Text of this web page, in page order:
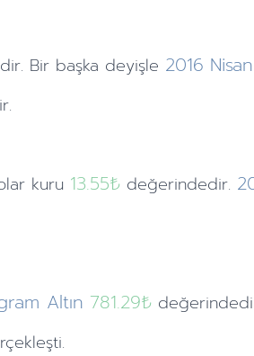
Bir başka deyişle 2016 Nisan
kuru 13.55₺ değerindedir.
Altın 781.29₺